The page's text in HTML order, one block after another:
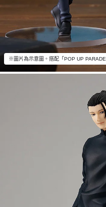
※圖片為示意圖。搭配「POP UP